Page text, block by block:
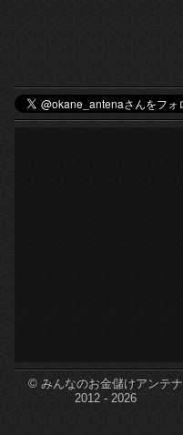
© みんなのお金儲けアンテナ
2012 - 2026